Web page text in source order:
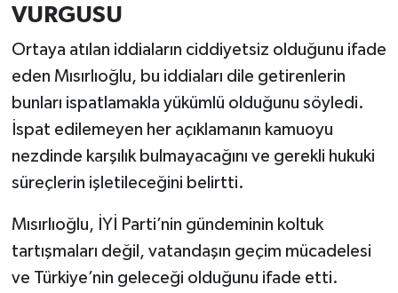
VURGUSU
Ortaya atılan iddiaların ciddiyetsiz olduğunu ifade
eden Mısırlıoğlu, bu iddiaları dile getirenlerin
bunları ispatlamakla yükümlü olduğunu söyledi.
İspat edilemeyen her açıklamanın kamuoyu
nezdinde karşılık bulmayacağını ve gerekli hukuki
süreçlerin işletileceğini belirtti.
Mısırlıoğlu, İYİ Parti’nin gündeminin koltuk
tartışmaları değil, vatandaşın geçim mücadelesi
ve Türkiye’nin geleceği olduğunu ifade etti.